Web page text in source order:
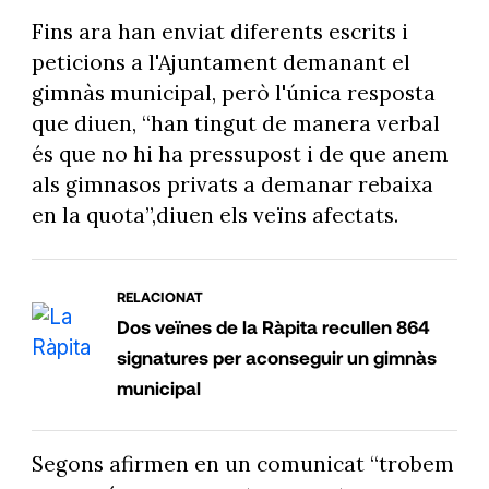
Fins ara han enviat diferents escrits i
peticions a l'Ajuntament demanant el
gimnàs municipal, però l'única resposta
que diuen, “han tingut de manera verbal
és que no hi ha pressupost i de que anem
als gimnasos privats a demanar rebaixa
en la quota”,diuen els veïns afectats.
RELACIONAT
Dos veïnes de la Ràpita recullen 864
signatures per aconseguir un gimnàs
municipal
Segons afirmen en un comunicat “trobem